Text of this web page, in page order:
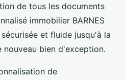
de tous les documents
immobilier BARNES
et fluide jusqu'à la
nouveau bien d'exception.
de